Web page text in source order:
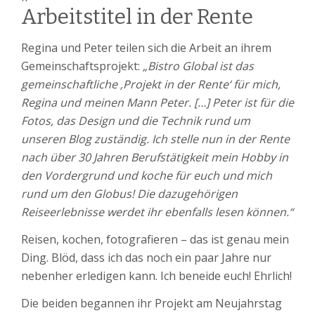
Arbeitstitel in der Rente
Regina und Peter teilen sich die Arbeit an ihrem
Gemeinschaftsprojekt: „Bistro Global ist das
gemeinschaftliche ‚Projekt in der Rente‘ für mich,
Regina und meinen Mann Peter. […] Peter ist für die
Fotos, das Design und die Technik rund um
unseren Blog zuständig. Ich stelle nun in der Rente
nach über 30 Jahren Berufstätigkeit mein Hobby in
den Vordergrund und koche für euch und mich
rund um den Globus! Die dazugehörigen
Reiseerlebnisse werdet ihr ebenfalls lesen können.“
Reisen, kochen, fotografieren – das ist genau mein
Ding. Blöd, dass ich das noch ein paar Jahre nur
nebenher erledigen kann. Ich beneide euch! Ehrlich!
Die beiden begannen ihr Projekt am Neujahrstag